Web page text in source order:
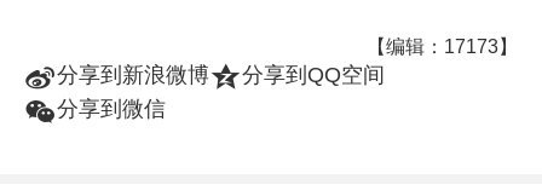
【编辑：17173】
t分享到新浪微博z分享到QQ空间
w分享到微信